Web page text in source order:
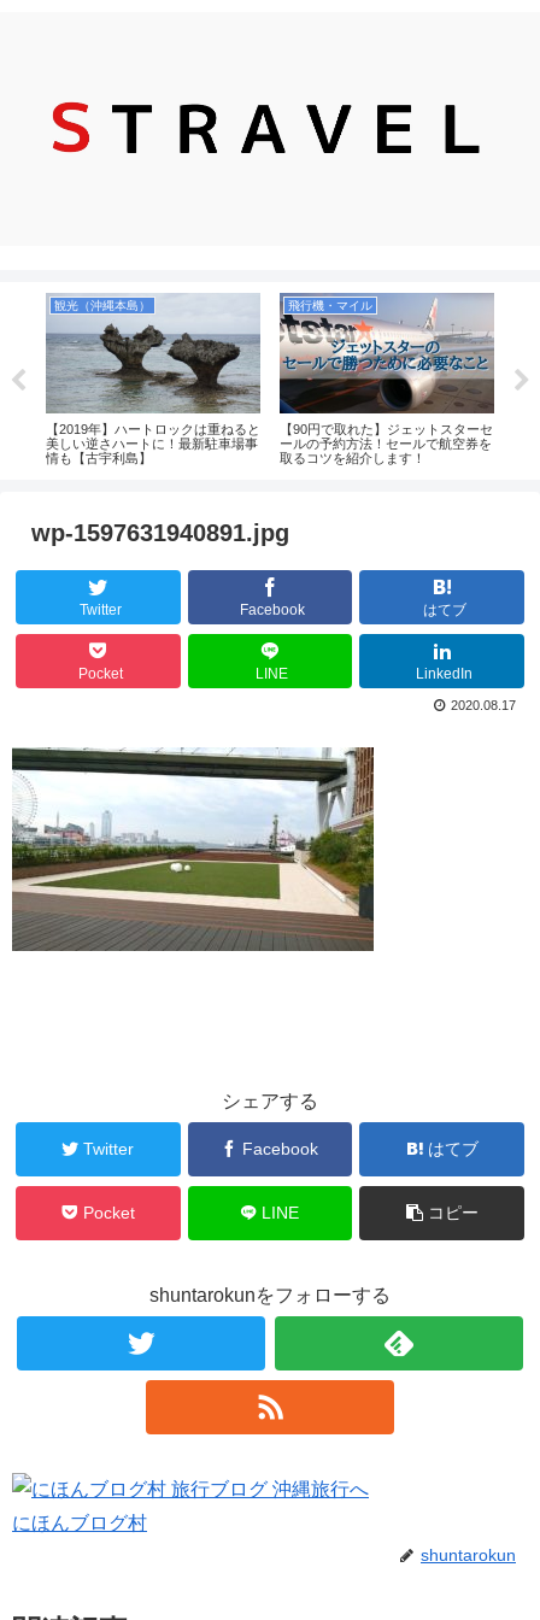
観光（沖縄本島）
【2019年】ハートロックは重ねると
美しい逆さハートに！最新駐車場事
情も【古宇利島】
飛行機・マイル
【90円で取れた】ジェットスターセ
ールの予約方法！セールで航空券を
取るコツを紹介します！
wp-1597631940891.jpg
Twitter Facebook はてブ
Pocket LINE LinkedIn
2020.08.17
シェアする
Twitter Facebook はてブ
Pocket LINE コピー
shuntarokunをフォローする
にほんブログ村
shuntarokun